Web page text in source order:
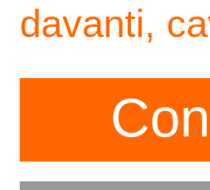
davanti,